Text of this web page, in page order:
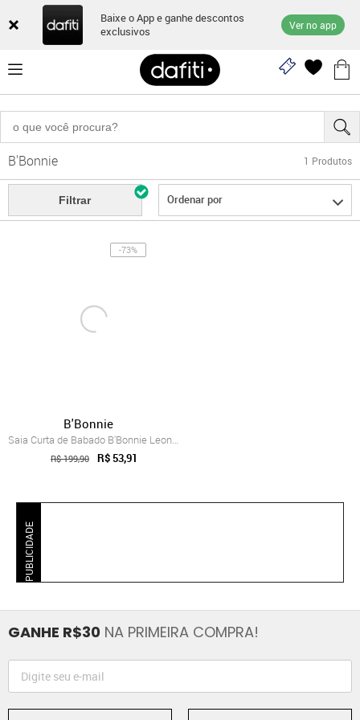
Baixe o App e ganhe descontos
exclusivos
Ver no app
B'Bonnie 1 Produtos
Filtrar Ordenar por
-73%
B'Bonnie
Saia Curta de Babado B'Bonnie Leonora Ve...
R$ 199,90 R$ 53,91
PUBLICIDADE
GANHE R$30 NA PRIMEIRA COMPRA!